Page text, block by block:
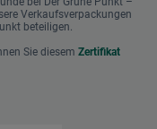
Verkaufsverpackungen
beteiligen.
Sie diesem Zertifikat